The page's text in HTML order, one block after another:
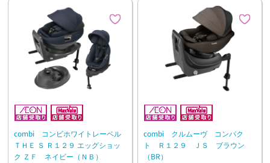
combi コンビホワイトレーベル
ＴＨＥ Ｓ Ｒ１２９ エッグショッ
ク ＺＦ ネイビー（ＮＢ）
combi クルムーヴ コンパク
ト Ｒ１２９ ＪＳ ブラウン
（BR）